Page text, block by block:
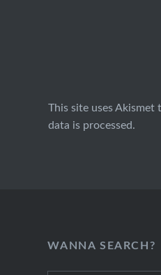
This site uses Akismet
data is processed.
WANNA SEARCH?